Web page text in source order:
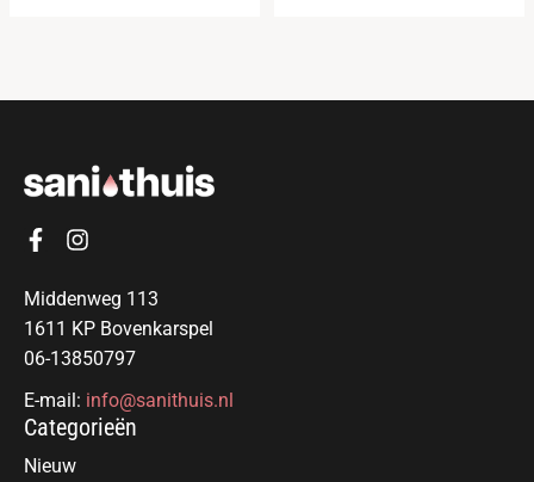
Middenweg 113
1611 KP Bovenkarspel
06-13850797
E-mail: info@sanithuis.nl
Categorieën
Nieuw